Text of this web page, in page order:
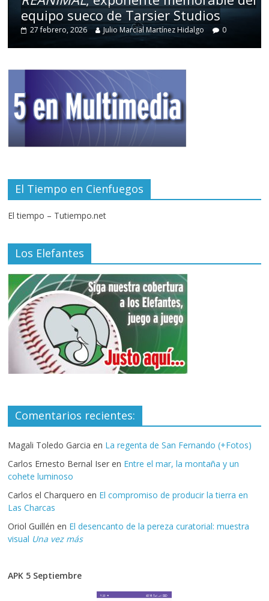
equipo sueco de Tarsier Studios
27 febrero, 2026 Julio Marcial Martínez Hidalgo 0
El Tiempo en Cienfuegos
El tiempo – Tutiempo.net
Los Elefantes
Comentarios recientes:
Magali Toledo Garcia en La regenta de San Fernando (+Fotos)
Carlos Ernesto Bernal Iser en Entre el mar, la montaña y un
cohete luminoso
Carlos el Charquero en El compromiso de producir la tierra en
Las Charcas
Oriol Guillén en El desencanto de la pereza curatorial: muestra
visual Una vez más
APK 5 Septiembre